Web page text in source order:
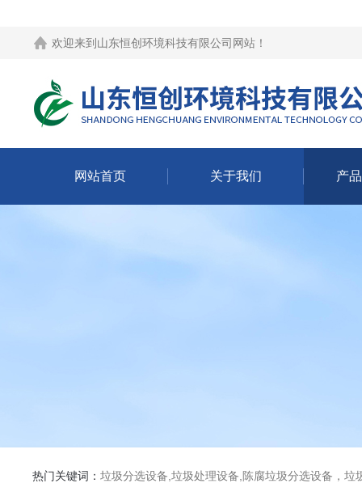
欢迎来到 山东恒创环境科技有限公司网站 ！
网站首页 关于我们 产
热门关键词： 垃圾分选设备,垃圾处理设备,陈腐垃圾分选设备，垃